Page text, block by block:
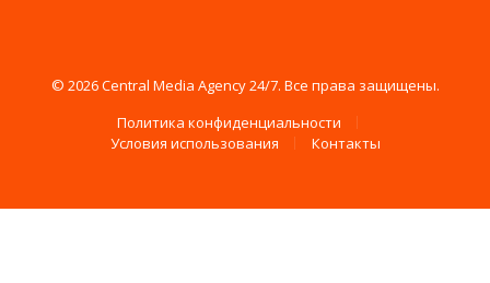
© 2026 Central Media Agency 24/7. Все права защищены.
Политика конфиденциальности
Условия использования
Контакты